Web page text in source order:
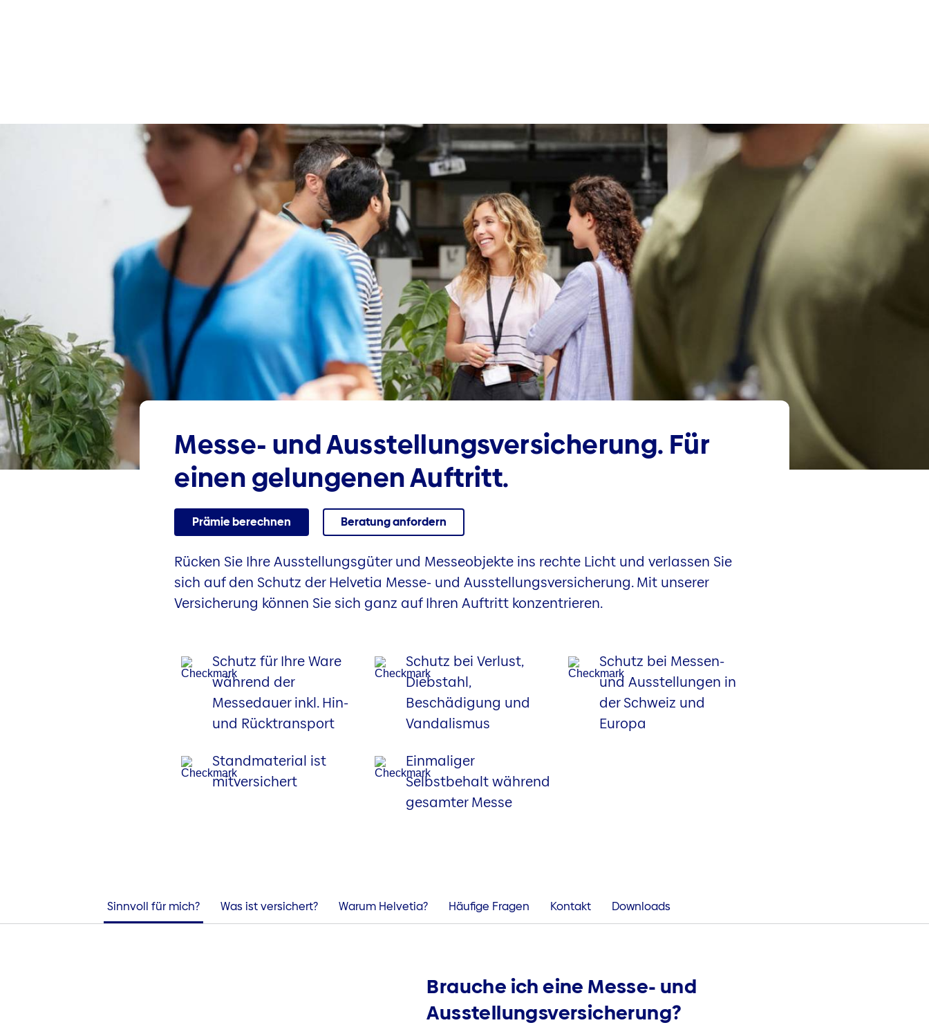
Messe- und Ausstellungs­versicherung. Für
einen gelungenen Auftritt.
Prämie berechnen Beratung anfordern
Rücken Sie Ihre Ausstellungsgüter und Messeobjekte ins rechte Licht und verlassen Sie
sich auf den Schutz der Helvetia Messe- und Ausstellungsversicherung. Mit unserer
Versicherung können Sie sich ganz auf Ihren Auftritt konzentrieren.
Schutz für Ihre Ware
während der
Messedauer inkl. Hin-
und Rücktransport
Schutz bei Verlust,
Diebstahl,
Beschädigung und
Vandalismus
Schutz bei Messen-
und Ausstellungen in
der Schweiz und
Europa
Standmaterial ist
mitversichert
Einmaliger
Selbstbehalt während
gesamter Messe
Sinnvoll für mich? Was ist versichert? Warum Helvetia? Häufige Fragen Kontakt Downloads
Brauche ich eine Messe- und
Ausstellungsversicherung?